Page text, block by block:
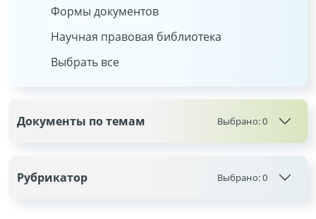
Формы документов
Научная правовая библиотека
Выбрать все
Документы по темам Выбрано:0
Рубрикатор Выбрано:0